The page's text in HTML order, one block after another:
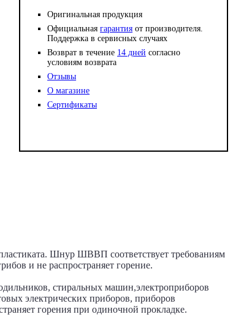
Оригинальная продукция
Официальнаягарантия от производителя.
Поддержка в сервисных случаях
Возврат в течение 14 дней согласно
условиям возврата
Отзывы
О магазине
Сертификаты
Шнур ШВВП соответствует требованиям
и не распространяет горение.
стиральных машин,электроприборов
электрических приборов, приборов
горения при одиночной прокладке.